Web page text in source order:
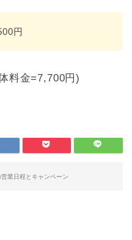
円
料金=7,700円)
業日程とキャンペーン